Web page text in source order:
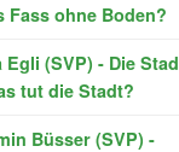
Fass ohne Boden?
(SVP) - Die
tut die Stadt?
Büsser (SVP) -